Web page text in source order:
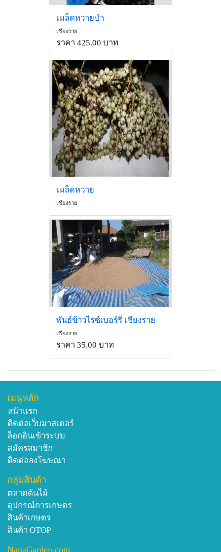
เมล็ดหวายป่า
เชียงราย
ราคา 425.00 บาท
เมล็ดหวาย
เชียงราย
พันธ์ข้าวไรซ์เบอร์รี่ เชียงราย
เชียงราย
ราคา 35.00 บาท
เมนูหลัก
หน้าแรก
ติดต่อเว็บมาสเตอร์
ล็อกอินเข้าระบบ
สมัครสมาชิก
ติดต่อลงโฆษณา
กลุ่มสินค้า
ตลาดต้นไม้
อุปกรณ์การเกษตร
สินค้าเกษตร
สินค้า OTOP
NanaGarden.com